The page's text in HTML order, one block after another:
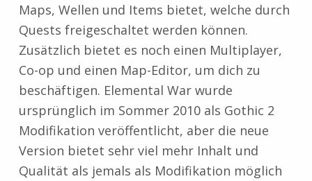
Maps, Wellen und Items bietet, welche durch
Quests freigeschaltet werden können.
Zusätzlich bietet es noch einen Multiplayer,
Co-op und einen Map-Editor, um dich zu
beschäftigen. Elemental War wurde
ursprünglich im Sommer 2010 als Gothic 2
Modifikation veröffentlicht, aber die neue
Version bietet sehr viel mehr Inhalt und
Qualität als jemals als Modifikation möglich